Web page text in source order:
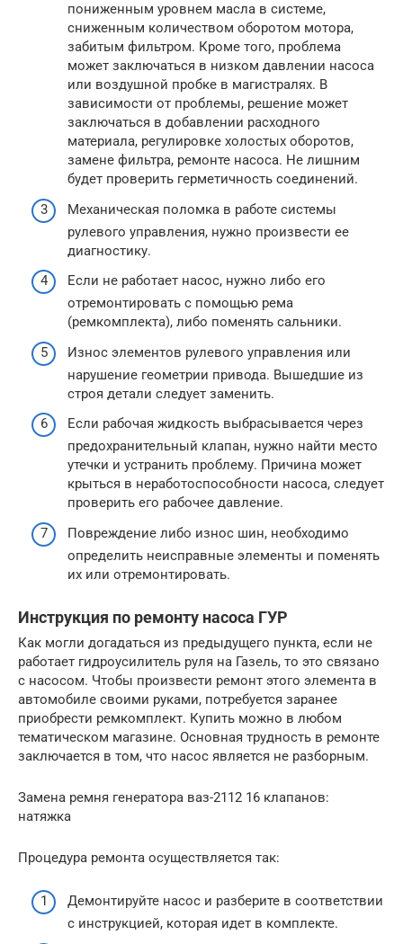
пониженным уровнем масла в системе,
сниженным количеством оборотом мотора,
забитым фильтром. Кроме того, проблема
может заключаться в низком давлении насоса
или воздушной пробке в магистралях. В
зависимости от проблемы, решение может
заключаться в добавлении расходного
материала, регулировке холостых оборотов,
замене фильтра, ремонте насоса. Не лишним
будет проверить герметичность соединений.
Механическая поломка в работе системы
рулевого управления, нужно произвести ее
диагностику.
Если не работает насос, нужно либо его
отремонтировать с помощью рема
(ремкомплекта), либо поменять сальники.
Износ элементов рулевого управления или
нарушение геометрии привода. Вышедшие из
строя детали следует заменить.
Если рабочая жидкость выбрасывается через
предохранительный клапан, нужно найти место
утечки и устранить проблему. Причина может
крыться в неработоспособности насоса, следует
проверить его рабочее давление.
Повреждение либо износ шин, необходимо
определить неисправные элементы и поменять
их или отремонтировать.
Инструкция по ремонту насоса ГУР
Как могли догадаться из предыдущего пункта, если не
работает гидроусилитель руля на Газель, то это связано
с насосом. Чтобы произвести ремонт этого элемента в
автомобиле своими руками, потребуется заранее
приобрести ремкомплект. Купить можно в любом
тематическом магазине. Основная трудность в ремонте
заключается в том, что насос является не разборным.
Замена ремня генератора ваз-2112 16 клапанов:
натяжка
Процедура ремонта осуществляется так:
Демонтируйте насос и разберите в соответствии
с инструкцией, которая идет в комплекте.